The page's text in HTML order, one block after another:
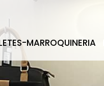
MARROQUINERIA